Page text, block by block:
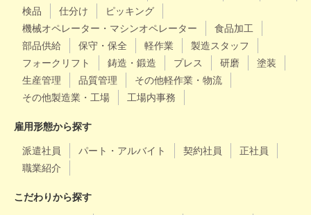
検品
仕分け
ピッキング
機械オペレーター・マシンオペレーター
食品加工
部品供給
保守・保全 軽作業
製造スタッフ
フォークリフト
鋳造・鍛造 プレス 研磨
塗装
生産管理
品質管理
その他軽作業・物流
その他製造業・工場
工場内事務
雇用形態から探す
派遣社員 パート・アルバイト 契約社員
正社員
職業紹介
こだわりから探す